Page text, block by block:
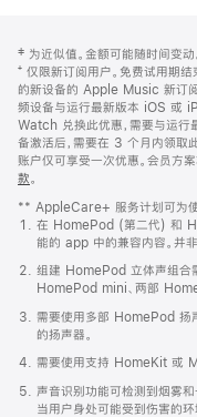
页
页
脚
注
‡ 为近似值。金额可能随时间变动
⁺ 仅限新订阅用户。免费试用期
的新设备的 Apple Music 新订阅
频设备与运行最新版本 iOS 或
Watch 兑换此优惠，需要与运
备激活后，需要在 3 个月内领取
账户仅可享受一次优惠。会员方
款。
窗
口
中
打
开)
** AppleCare+ 服务计划可为使
在 HomePod (第二代) 和
能的 app 中的兼容内容。并
组建 HomePod 立体声组合
HomePod mini、两部
需要使用多部 HomePod 扬
的扬声器。
需要使用支持 HomeKit 或
声音识别功能可检测到烟雾和
当用户身处可能受到伤害的环